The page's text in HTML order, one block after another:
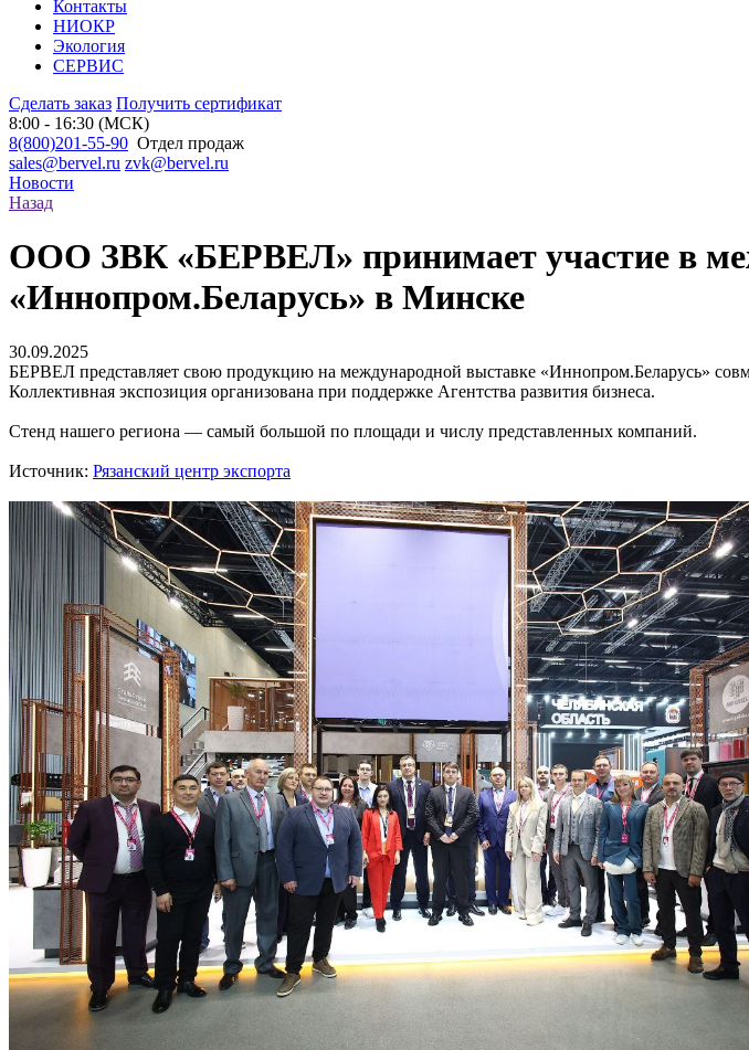
Контакты
НИОКР
Экология
СЕРВИС
Сделать заказ Получить сертификат
8:00 - 16:30 (МСК)
8(800)201-55-90 Отдел продаж
sales@bervel.ru zvk@bervel.ru
Новости
Назад
ООО ЗВК «БЕРВЕЛ» принимает участие в
«Иннопром.Беларусь» в Минске
30.09.2025
БЕРВЕЛ представляет свою продукцию на международной выставке «Иннопром.Беларусь»
Коллективная экспозиция организована при поддержке Агентства развития бизнеса.
Стенд нашего региона ― самый большой по площади и числу представленных компаний.
Источник: Рязанский центр экспорта